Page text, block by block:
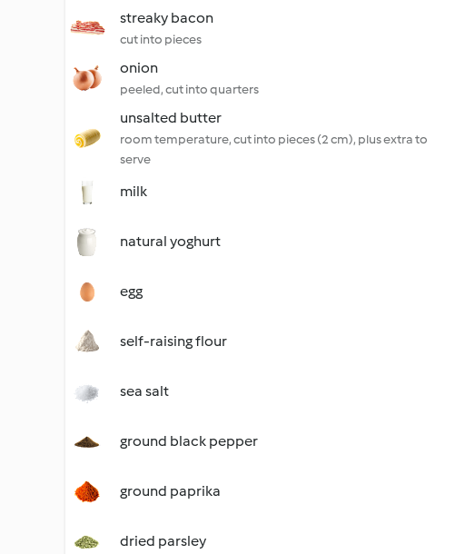
streaky bacon
cut into pieces
onion
peeled, cut into quarters
unsalted butter
room temperature, cut into pieces (2 cm), plus extra to
serve
milk
natural yoghurt
egg
self-raising flour
sea salt
ground black pepper
ground paprika
dried parsley